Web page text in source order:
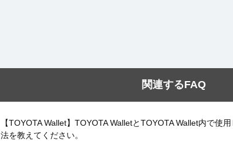
関連するFAQ
【TOYOTA Wallet】TOYOTA WalletとTOYOTA Wallet内で使
法を教えてください。